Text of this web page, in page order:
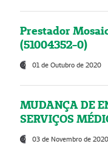
Prestador
(51004352-0)
01 de Outubro de 2020
MUDANÇA DE
SERVIÇOS
03 de Novembro de 2020